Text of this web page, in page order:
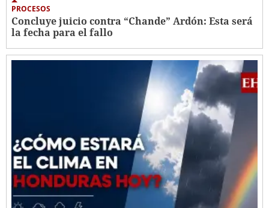
PROCESOS
Concluye juicio contra “Chande” Ardón: Esta será
la fecha para el fallo